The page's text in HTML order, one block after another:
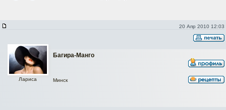
20 Апр 2010 12:03
Багира-Манго
Лариса Минск